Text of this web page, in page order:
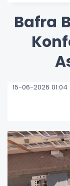
Bafra
15-06-2026 01:04